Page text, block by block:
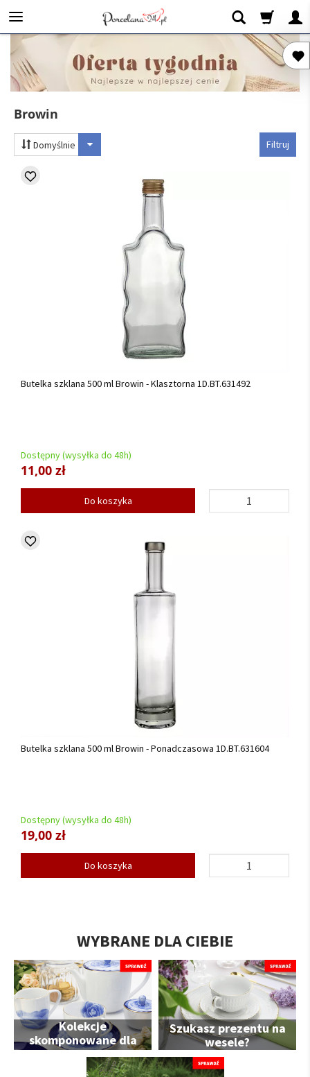
Browin
Filtruj
Domyślnie
Butelka szklana 500 ml Browin - Klasztorna 1D.BT.631492
Dostępny (wysyłka do 48h)
11,00 zł
Do koszyka
Butelka szklana 500 ml Browin - Ponadczasowa 1D.BT.631604
Dostępny (wysyłka do 48h)
19,00 zł
Do koszyka
WYBRANE DLA CIEBIE
Kolekcje
skomponowane dla
Ciebie
Szukasz prezentu na
wesele?